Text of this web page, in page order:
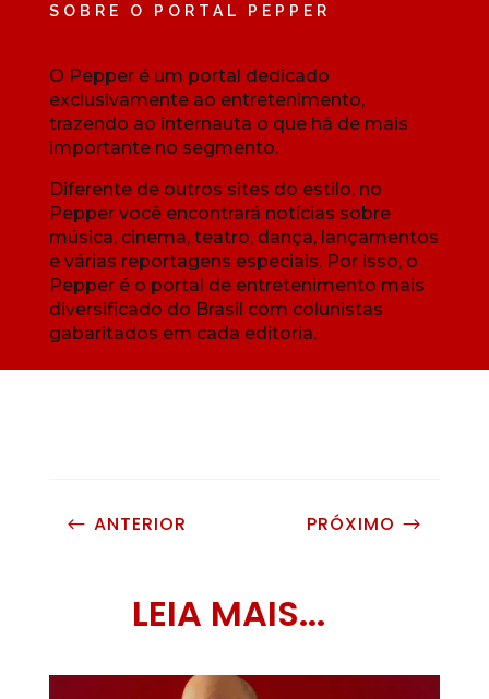
SOBRE O PORTAL PEPPER
O Pepper é um portal dedicado
exclusivamente ao entretenimento,
trazendo ao internauta o que há de mais
importante no segmento.
Diferente de outros sites do estilo, no
Pepper você encontrará notícias sobre
música, cinema, teatro, dança, lançamentos
e várias reportagens especiais. Por isso, o
Pepper é o portal de entretenimento mais
diversificado do Brasil com colunistas
gabaritados em cada editoria.
# ANTERIOR PRÓXIMO $
LEIA MAIS...